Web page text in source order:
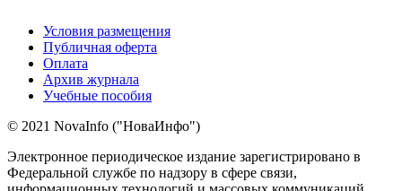
Условия размещения
Публичная оферта
Оплата
Архив журнала
Учебные пособия
© 2021 NovaInfo ("НоваИнфо")
Электронное периодическое издание зарегистрировано в
Федеральной службе по надзору в сфере связи,